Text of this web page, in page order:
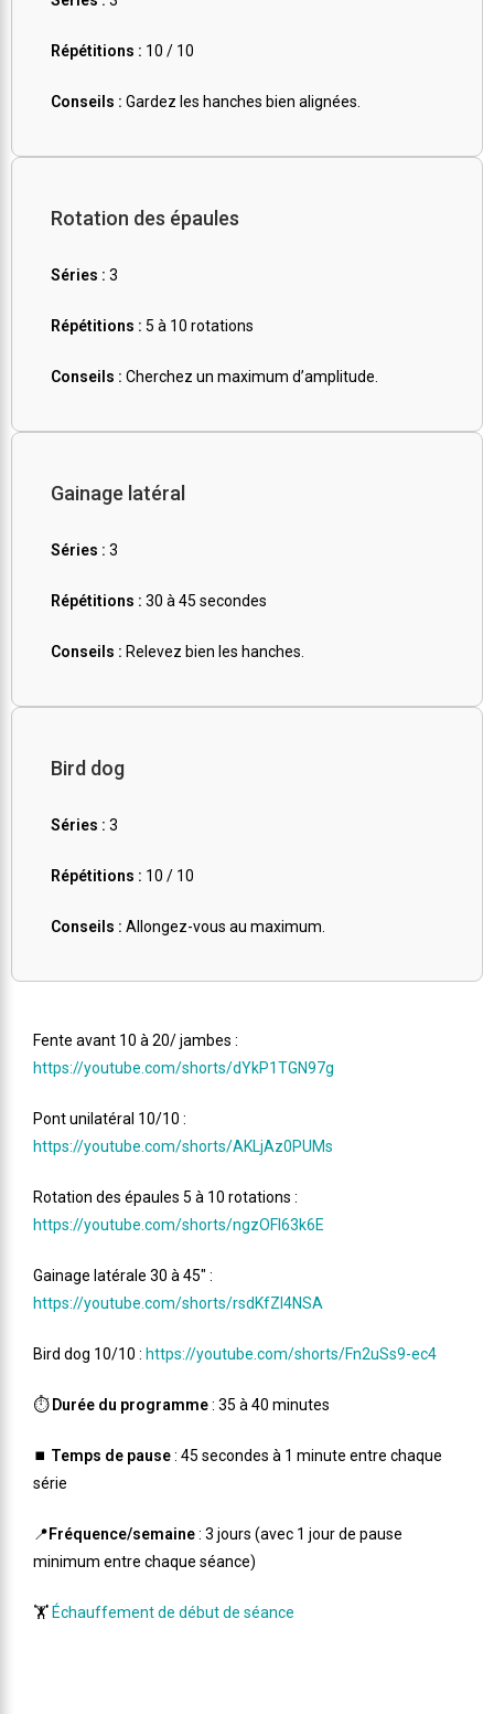
Répétitions : 10 / 10
Conseils : Gardez les hanches bien alignées.
Rotation des épaules
Séries : 3
Répétitions : 5 à 10 rotations
Conseils : Cherchez un maximum d’amplitude.
Gainage latéral
Séries : 3
Répétitions : 30 à 45 secondes
Conseils : Relevez bien les hanches.
Bird dog
Séries : 3
Répétitions : 10 / 10
Conseils : Allongez-vous au maximum.
Fente avant 10 à 20/ jambes :
https://youtube.com/shorts/dYkP1TGN97g
Pont unilatéral 10/10 :
https://youtube.com/shorts/AKLjAz0PUMs
Rotation des épaules 5 à 10 rotations :
https://youtube.com/shorts/ngzOFl63k6E
Gainage latérale 30 à 45″ :
https://youtube.com/shorts/rsdKfZI4NSA
Bird dog 10/10 : https://youtube.com/shorts/Fn2uSs9-ec4
⏱️ Durée du programme: 35 à 40 minutes
⏹️ Temps de pause: 45 secondes à 1 minute entre chaque
série
📍Fréquence/semaine: 3 jours (avec 1 jour de pause
minimum entre chaque séance)
🏋️ Échauffement de début de séance